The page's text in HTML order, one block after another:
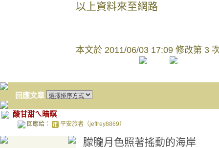
以上資料來至網路
本文於 2011/06/03 17:09 修改第 3
回應文章
酸甘甜ㄟ暗暝
回應給： 平安旅者（jeffrey8869）
朦朧月色照著搖動的海岸